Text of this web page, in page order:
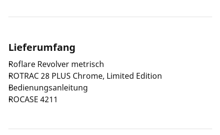
Lieferumfang
Roflare Revolver metrisch
ROTRAC 28 PLUS Chrome, Limited Edition
Bedienungsanleitung
ROCASE 4211